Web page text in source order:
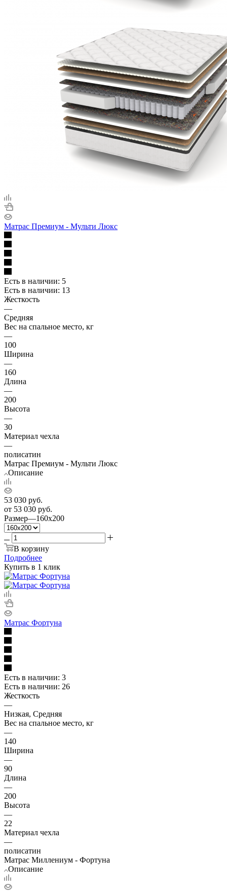
Матрас Премиум - Мульти Люкс
Есть в наличии: 5
Есть в наличии: 13
Жесткость
—
Средняя
Вес на спальное место, кг
—
100
Ширина
—
160
Длина
—
200
Высота
—
30
Материал чехла
—
полисатин
Матрас Премиум - Мульти Люкс
Описание
53 030 руб.
от 53 030 руб.
Размер—160x200
В корзину
Подробнее
Купить в 1 клик
Матрас Фортуна
Есть в наличии: 3
Есть в наличии: 26
Жесткость
—
Низкая, Средняя
Вес на спальное место, кг
—
140
Ширина
—
90
Длина
—
200
Высота
—
22
Материал чехла
—
полисатин
Матрас Миллениум - Фортуна
Описание